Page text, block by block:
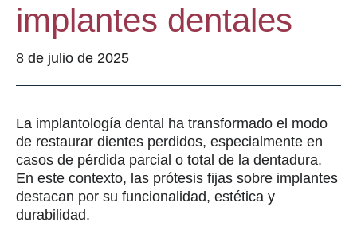
implantes dentales
8 de julio de 2025
La implantología dental ha transformado el modo
de restaurar dientes perdidos, especialmente en
casos de pérdida parcial o total de la dentadura.
En este contexto, las prótesis fijas sobre implantes
destacan por su funcionalidad, estética y
durabilidad.